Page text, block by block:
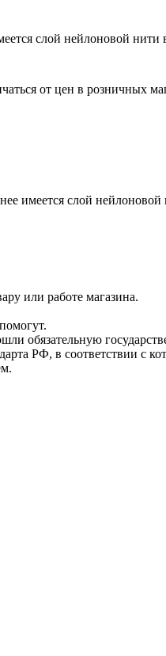
слой нейлоновой нити
от цен в розничных
имеется слой
или работе магазина.
обязательную
РФ, в соответствии с